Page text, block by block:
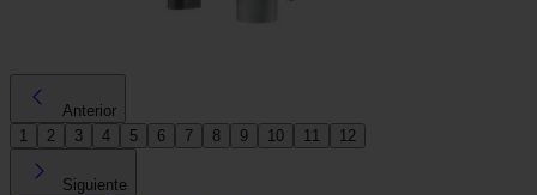
Anterior
1
2 3 4 5 6 7 8 9 10 11 12
Siguiente